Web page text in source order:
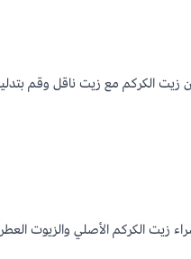
الكركم مع زيت ناقل وقم
الكركم الأصلي والزيوت